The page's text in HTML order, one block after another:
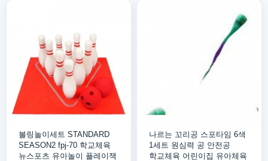
볼링놀이세트 STANDARD
SEASON2 fpj-70 학교체육
뉴스포츠 유아놀이 플레이잭
나르는 꼬리공 스포타임 6색
1세트 원심력 공 안전공
학교체육 어린이집 유아체육